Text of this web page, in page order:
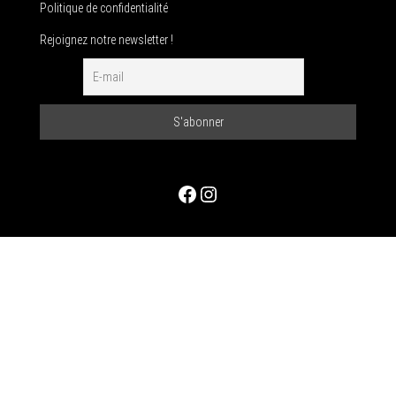
Politique de confidentialité
Rejoignez notre newsletter !
Facebook Instagram